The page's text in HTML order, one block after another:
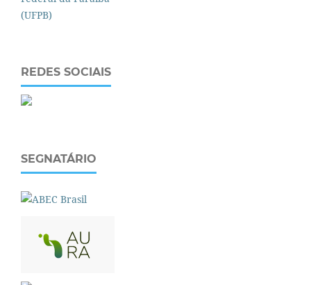
REDES SOCIAIS
SEGNATÁRIO